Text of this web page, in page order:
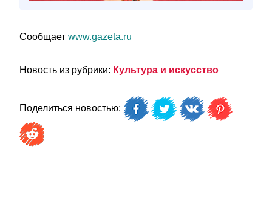
Сообщает www.gazeta.ru
Новость из рубрики: Культура и искусство
Поделиться новостью: